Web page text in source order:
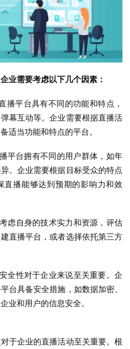
业需要考虑以下几个因素：
播平台具有不同的功能和特点，
幕互动等。企业需要根据直播活
适当功能和特点的平台。
平台拥有不同的用户群体，如年
。企业需要根据目标受众的特点
直播能够达到预期的影响力和效
虑自身的技术实力和资源，评估
直播平台，或者选择依托第三方
全性对于企业来说至关重要。企
台具备安全措施，如数据加密、
业和用户的信息安全。
于企业的直播活动至关重要。根